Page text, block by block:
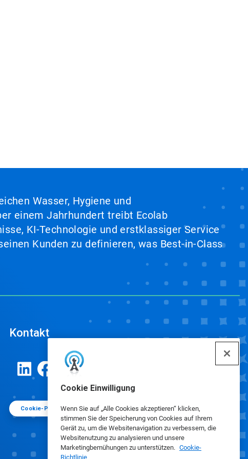
Cookie Einwilligung
Wenn Sie auf „Alle Cookies akzeptieren“ klicken,
stimmen Sie der Speicherung von Cookies auf Ihrem
Gerät zu, um die Websitenavigation zu verbessern, die
Websitenutzung zu analysieren und unsere
Marketingbemühungen zu unterstützen. Cookie-
Richtlinie
Wasser, Hygiene und
einem Jahrhundert treibt Ecolab
KI-Technologie und erstklassiger Service
Kunden zu definieren, was Best-in-Class
Kontakt
Cookie-Präferenzen